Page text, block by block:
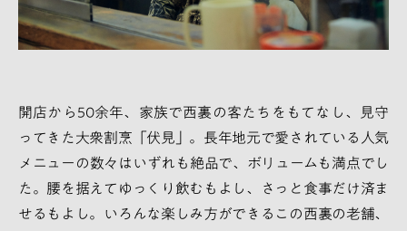
開店から50余年、家族で西裏の客たちをもてなし、見守
ってきた大衆割烹「伏見」。長年地元で愛されている人気
メニューの数々はいずれも絶品で、ボリュームも満点でし
た。腰を据えてゆっくり飲むもよし、さっと食事だけ済ま
せるもよし。いろんな楽しみ方ができるこの西裏の老舗、